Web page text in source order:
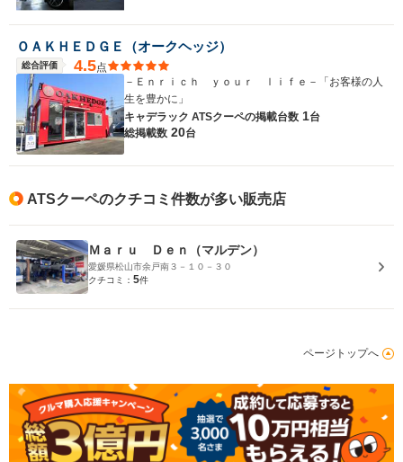
ＯＡＫＨＥＤＧＥ（オークヘッジ）
総合評価 4.5点
－Ｅｎｒｉｃｈ ｙｏｕｒ ｌｉｆｅ－「お客様の人
生を豊かに」
キャデラック ATSクーペの掲載台数 1台
総掲載数 20台
ATSクーペのクチコミ件数が多い販売店
Ｍａｒｕ Ｄｅｎ（マルデン）
愛媛県松山市余戸南３－１０－３０
クチコミ： 5件
ページトップへ